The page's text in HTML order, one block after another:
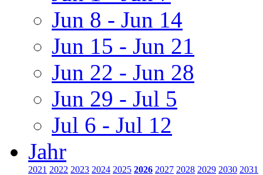
Jun 8 - Jun 14
Jun 15 - Jun 21
Jun 22 - Jun 28
Jun 29 - Jul 5
Jul 6 - Jul 12
Jahr
2021 2022 2023 2024 2025 2026 2027 2028 2029 2030 2031